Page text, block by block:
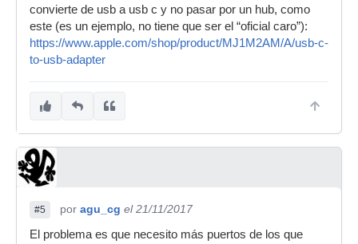
convierte de usb a usb c y no pasar por un hub, como
este (es un ejemplo, no tiene que ser el “oficial caro”):
https://www.apple.com/shop/product/MJ1M2AM/A/usb-c-
to-usb-adapter
#5 por agu_cg el 21/11/2017
El problema es que necesito más puertos de los que